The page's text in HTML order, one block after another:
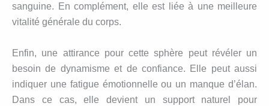
sanguine. En complément, elle est liée à une meilleure
vitalité générale du corps.
Enfin, une attirance pour cette sphère peut révéler un
besoin de dynamisme et de confiance. Elle peut aussi
indiquer une fatigue émotionnelle ou un manque d’élan.
Dans ce cas, elle devient un support naturel pour